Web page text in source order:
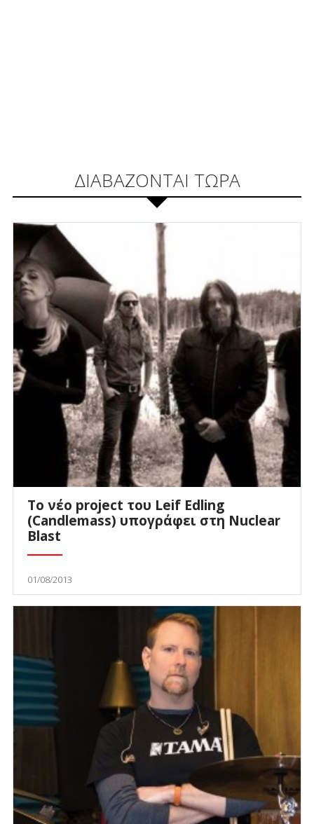
ΔΙΑΒΑΖΟΝΤΑΙ ΤΩΡΑ
Το νέο project του Leif Edling
(Candlemass) υπογράφει στη Nuclear
Blast
01/08/2013